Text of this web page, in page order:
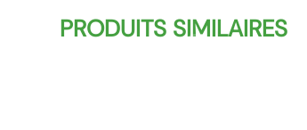
PRODUITS SIMILAIRES